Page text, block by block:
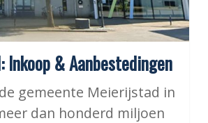
& Aanbestedingen
gemeente Meierijstad in
dan honderd miljoen